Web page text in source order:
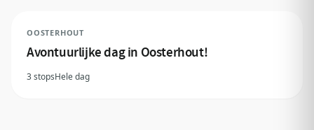
OOSTERHOUT
Avontuurlijke dag in Oosterhout!
3 stopsHele dag